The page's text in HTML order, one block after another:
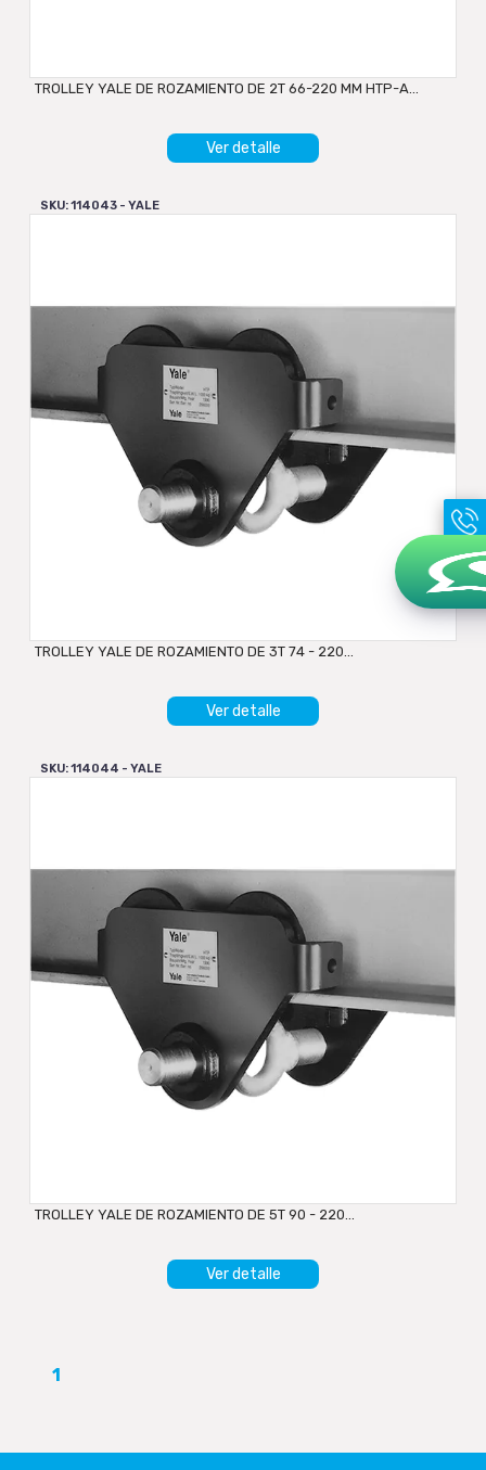
TROLLEY YALE DE ROZAMIENTO DE 2T 66-220 MM HTP-A...
Ver detalle
SKU: 114043 - YALE
TROLLEY YALE DE ROZAMIENTO DE 3T 74 - 220...
Ver detalle
SKU: 114044 - YALE
TROLLEY YALE DE ROZAMIENTO DE 5T 90 - 220...
Ver detalle
1